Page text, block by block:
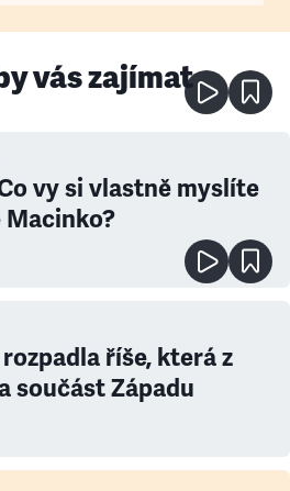
vás zajímat
vy si vlastně myslíte
Macinko?
říše, která z
součást Západu